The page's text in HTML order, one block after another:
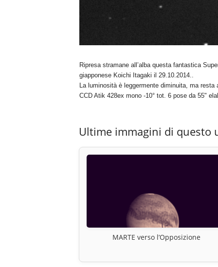
Ripresa stramane all’alba questa fantastica
giapponese Koichi Itagaki il 29.10.2014..
La luminosità è leggermente diminuita, ma
CCD Atik 428ex mono -10° tot. 6 pose da 55"
Ultime immagini di questo
MARTE verso l’Opposizione